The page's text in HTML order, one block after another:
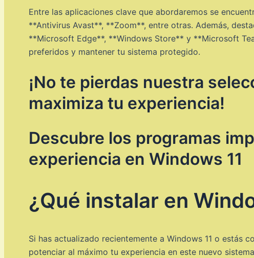
Entre las aplicaciones clave que abordaremos se
**Antivirus Avast**, **Zoom**, entre otras. Además,
**Microsoft Edge**, **Windows Store** y **Microsoft
preferidos y mantener tu sistema protegido.
¡No te pierdas nuestra
maximiza tu experiencia!
Descubre los programas
experiencia en Windows 11
¿Qué instalar en
Si has actualizado recientemente a Windows 11 o estás
potenciar al máximo tu experiencia en este nuevo